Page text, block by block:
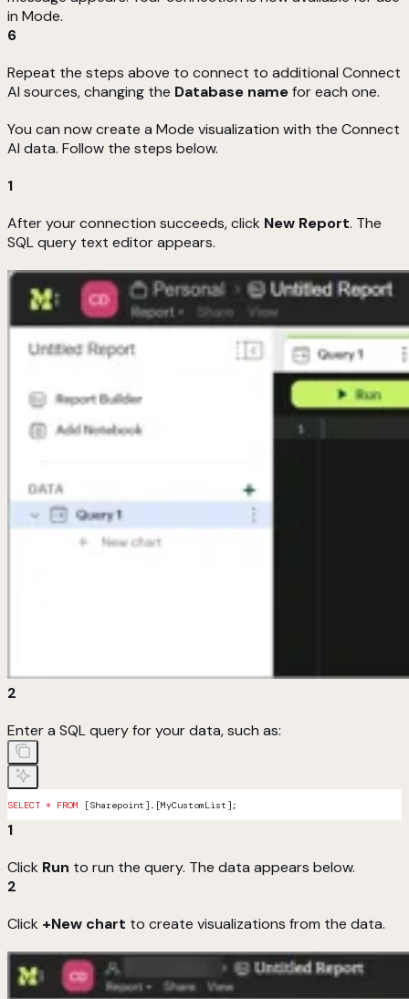
in Mode.
6
Repeat the steps above to connect to additional Connect
AI sources, changing the Database namefor each one.
You can now create a Mode visualization with the Connect
AI data. Follow the steps below.
1
After your connection succeeds, click New Report. The
SQL query text editor appears.
2
Enter a SQL query for your data, such as:
SELECT * FROM [Sharepoint].[MyCustomList];
1
Click Run to run the query. The data appears below.
2
Click +New chart to create visualizations from the data.